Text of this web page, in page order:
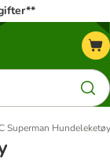
Superman Hundeleketøy